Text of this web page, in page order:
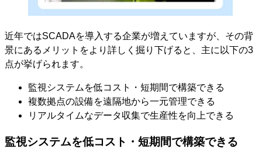
近年ではSCADAを導入する企業が増えていますが、その背
景にあるメリットをより詳しく掘り下げると、主に以下の3
点が挙げられます。
監視システムを低コスト・短期間で構築できる
複数拠点の設備を遠隔地から一元管理できる
リアルタイムなデータ収集で生産性を向上できる
監視システムを低コスト・短期間で構築できる